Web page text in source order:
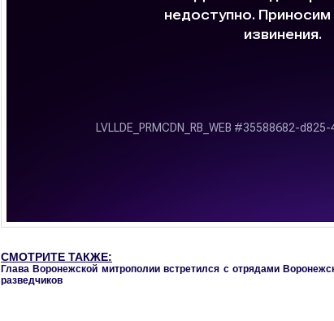
СМОТРИТЕ ТАКЖЕ:
Глава Воронежской митрополии встретился с отрядами
разведчиков